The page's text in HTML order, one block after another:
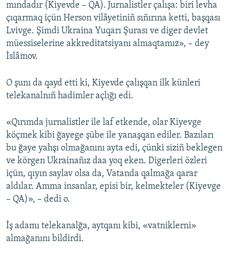
mındadır (Kiyevde – QA). Jurnalistler çalışa: biri levha
çıqarmaq içün Herson vilâyetiniñ sıñırına ketti, başqası
Lvivge. Şimdi Ukraina Yuqarı Şurası ve diger devlet
müessiselerine akkreditatsiyanı almaqtamız», – dey
İslâmov.
O şunı da qayd etti ki, Kiyevde çalışqan ilk künleri
telekanalnıñ hadimler açlığı edi.
«Qırımda jurnalistler ile laf etkende, olar Kiyevge
köçmek kibi ğayege şübe ile yanaşqan ediler. Bazıları
bu ğaye yahşı olmağanını ayta edi, çünki siziñ beklegen
ve körgen Ukrainañız daa yoq eken. Digerleri özleri
içün, qıyın saylav olsa da, Vatanda qalmağa qarar
aldılar. Amma insanlar, episi bir, kelmekteler (Kiyevge
– QA)», – dedi o.
İş adamı telekanalğa, aytqanı kibi, «vatniklerni»
almağanını bildirdi.